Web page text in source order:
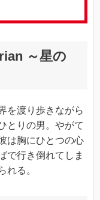
～星の
を渡り歩きながら
とりの男。やがて
は胸にひとつの心
で行き倒れてしま
れる。